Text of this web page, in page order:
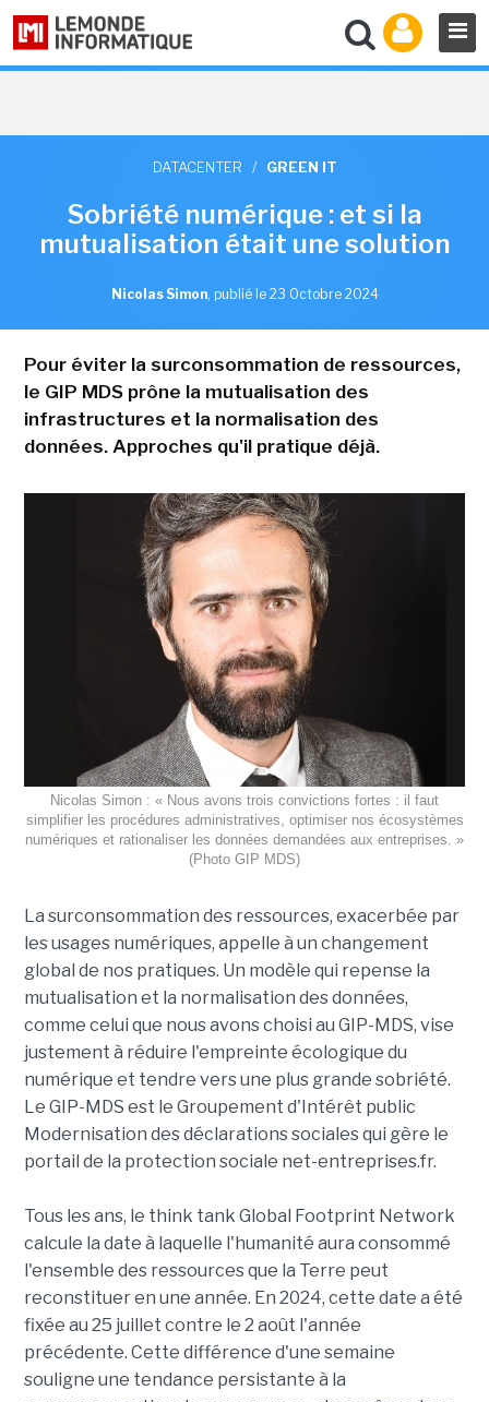
DATACENTER / GREEN IT
Sobriété numérique : et si la
mutualisation était une solution
Nicolas Simon, publié le 23 Octobre 2024
Pour éviter la surconsommation de ressources,
le GIP MDS prône la mutualisation des
infrastructures et la normalisation des
données. Approches qu'il pratique déjà.
Nicolas Simon : « Nous avons trois convictions fortes : il faut
simplifier les procédures administratives, optimiser nos écosystèmes
numériques et rationaliser les données demandées aux entreprises. »
(Photo GIP MDS)
La surconsommation des ressources, exacerbée par
les usages numériques, appelle à un changement
global de nos pratiques. Un modèle qui repense la
mutualisation et la normalisation des données,
comme celui que nous avons choisi au GIP-MDS, vise
justement à réduire l'empreinte écologique du
numérique et tendre vers une plus grande sobriété.
Le GIP-MDS est le Groupement d'Intérêt public
Modernisation des déclarations sociales qui gère le
portail de la protection sociale net-entreprises.fr.
Tous les ans, le think tank Global Footprint Network
calcule la date à laquelle l'humanité aura consommé
l'ensemble des ressources que la Terre peut
reconstituer en une année. En 2024, cette date a été
fixée au 25 juillet contre le 2 août l'année
précédente. Cette différence d'une semaine
souligne une tendance persistante à la